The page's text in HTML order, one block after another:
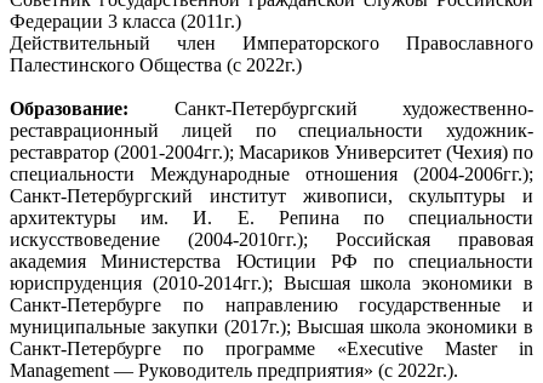
Федерации 3 класса (2011г.)
Действительный член Императорского Православного
Палестинского Общества (с 2022г.)
Образование: Санкт-Петербургский художественно-
реставрационный лицей по специальности художник-
реставратор (2001-2004гг.); Масариков Университет (Чехия) по
специальности Международные отношения (2004-2006гг.);
Санкт-Петербургский институт живописи, скульптуры и
архитектуры им. И. Е. Репина по специальности
искусствоведение (2004-2010гг.); Российская правовая
академия Министерства Юстиции РФ по специальности
юриспруденция (2010-2014гг.); Высшая школа экономики в
Санкт-Петербурге по направлению государственные и
муниципальные закупки (2017г.); Высшая школа экономики в
Санкт-Петербурге по программе «Executive Master in
Management — Руководитель предприятия» (с 2022г.).